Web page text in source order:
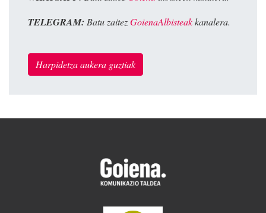
TELEGRAM: Batu zaitezGoienaAlbisteakkanalera.
Harpidetza aukera guztiak